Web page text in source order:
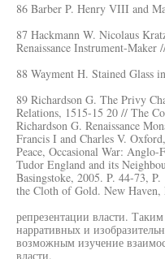
86 Barber P. Henry VIII and
87 Hackmann W. Nicolaus
Renaissance Instrument-Maker
88 Wayment H. Stained Glass
89 Richardson G. The Privy
Relations, 1515-15 20 // The
Richardson G. Renaissance
Francis I and Charles V.
Peace, Occasional War:
Tudor England and its
Basingstoke, 2005. P. 44-73,
the Cloth of Gold. New Haven,
репрезентации власти.
нарративных и
возможным изучение
власти.